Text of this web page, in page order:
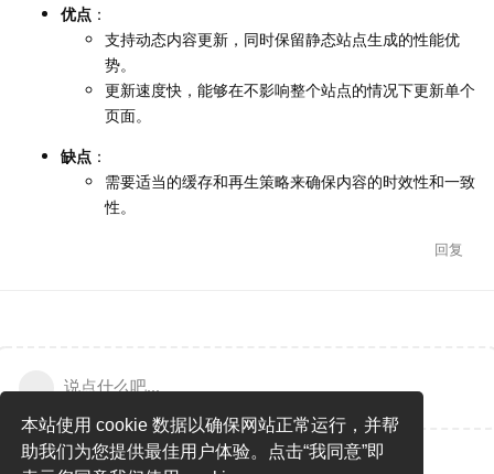
本站使用 cookie 数据以确保网站正常运行，并帮
助我们为您提供最佳用户体验。点击“我同意”即
优点 ：
支持动态内容更新，同时保留静态站点生成的性能优
势。
更新速度快，能够在不影响整个站点的情况下更新单个
页面。
缺点 ：
需要适当的缓存和再生策略来确保内容的时效性和一致
性。
回复
说点什么吧...